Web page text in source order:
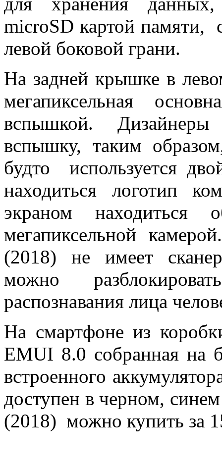
microSD картой памяти,
левой боковой грани.
На задней крышке в
мегапиксельная
вспышкой.
вспышку, таким
будто используется
находиться логотип
экраном находиться
мегапиксельной
(2018) не имеет
можно
распознавания лица
На смартфоне из
EMUI 8.0 собранная на
встроенного
доступен в черном,
(2018) можно купить за